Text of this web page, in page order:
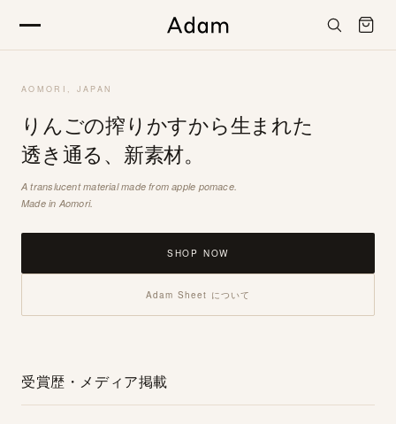
content
Adam Sheet
Store List
AOMORI, JAPAN
りんごの搾りかすから生まれた
透き通る、新素材。
A translucent material made from apple pomace.
Made in Aomori.
SHOP NOW
Adam Sheet について
受賞歴・メディア掲載